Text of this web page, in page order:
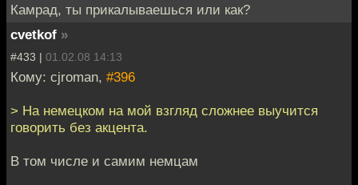
Камрад, ты прикалываешься или как?
cvetkof »
#433 | 01.02.08 14:13
Кому: cjroman, #396
> На немецком на мой взгляд сложнее выучится
говорить без акцента.
В том числе и самим немцам